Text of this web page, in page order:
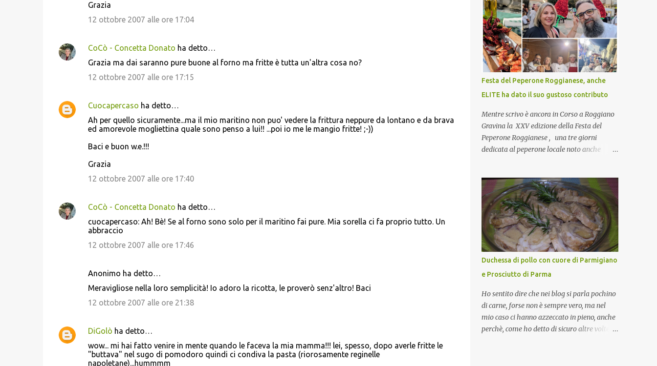
t
Grazia
12 ottobre 2007 alle ore 17:04
CoCò - Concetta Donato ha detto…
Grazia ma dai saranno pure buone al forno ma fritte è tutta un'altra cosa no?
12 ottobre 2007 alle ore 17:15
Cuocapercaso ha detto…
Ah per quello sicuramente...ma il mio maritino non puo' vedere la frittura neppure da lontano e da brava
ed amorevole mogliettina quale sono penso a lui!! ...poi io me le mangio fritte! ;-))
Baci e buon w.e.!!!
Grazia
12 ottobre 2007 alle ore 17:40
CoCò - Concetta Donato ha detto…
cuocapercaso: Ah! Bè! Se al forno sono solo per il maritino fai pure. Mia sorella ci fa proprio tutto. Un
abbraccio
12 ottobre 2007 alle ore 17:46
Anonimo ha detto…
Meravigliose nella loro semplicità! Io adoro la ricotta, le proverò senz'altro! Baci
12 ottobre 2007 alle ore 21:38
DiGolò ha detto…
wow... mi hai fatto venire in mente quando le faceva la mia mamma!!! lei, spesso, dopo averle fritte le
"buttava" nel sugo di pomodoro quindi ci condiva la pasta (riorosamente reginelle
napoletane)...hummmm
virtuale! CoCo : Eh già!! E adesso con le feste
che arrivano chissà che mangiate…a
proposito Cuoca cosa prepari domenica per
pranzo, racconta un po'! Perchè io avrò ospiti
e cerco degli spunti... Cuocapercaso : A dire il
vero domenica prossima non preparo nulla
perché vado al Pranzo Aziendale di fine
anno organizzato dai mie capi! CoCo :
Pranzo aziendale? Una bella idea!
Cuocapercaso : si, è un modo per riunirsi
tutti a fine anno e tirare le somme…
naturalmente mangiando tutti insieme, con
grande convivialità! CoCo : è naturale il cibo,
spesso l’ambiente favorevole per molte belle
opportunità, non trovi? Cuocapercaso : Si,
concordo! …addirittura si dice...
Festa del Peperone Roggianese, anche
ELITE ha dato il suo gustoso contributo
Mentre scrivo è ancora in Corso a Roggiano
Gravina la XXV edizione della Festa del
Peperone Roggianese , una tre giorni
dedicata al peperone locale noto anche
piccante, inserito dal Ministero delle
Politiche Agricole Alimentari e Forestali
nella lista dei Prodotti Agroalimentari
Tradizionali (Pat) della Calabria. Un
ingrediente versatile in cucina, utilizzato
fresco o essiccato in ricette della tradizione o
in piatti innovativi. Durante la prima serata
dell'evento abbiamo avuto prova della
versatilità di questo ingrediente durante il
"2° Concorso Gastronomico di piatti a base
di peperone Roggianese" ideato da Gina
Santagata , presidente
dell'associazione Mongolfiera, che ha visto
Duchessa di pollo con cuore di Parmigiano
e Prosciutto di Parma
Ho sentito dire che nei blog si parla pochino
di carne, forse non è sempre vero, ma nel
mio caso ci hanno azzeccato in pieno, anche
perchè, come ho detto di sicuro altre volte la